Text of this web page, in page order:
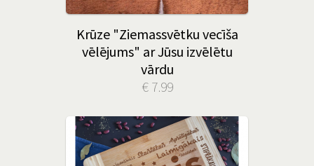
Krūze "Ziemassvētku vecīša
vēlējums" ar Jūsu izvēlētu
vārdu
€ 7.99